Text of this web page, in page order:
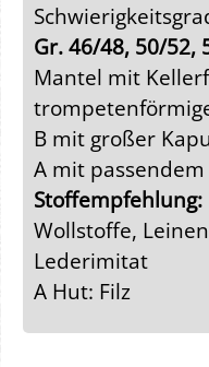
Gr. 46/48, 50/52,
Mantel mit
B mit großer
A mit
Stoffempfehlung:
Wollstoffe,
Lederimitat
A Hut: Filz